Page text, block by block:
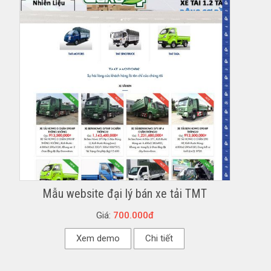
Mẫu website đại lý bán xe tải TMT
Giá: 700.000đ
Xem demo Chi tiết